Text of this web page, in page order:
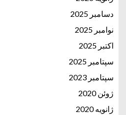
دسامبر 2025
نوامبر 2025
اکتبر 2025
سپتامبر 2025
سپتامبر 2023
ژوئن 2020
ژانویه 2020